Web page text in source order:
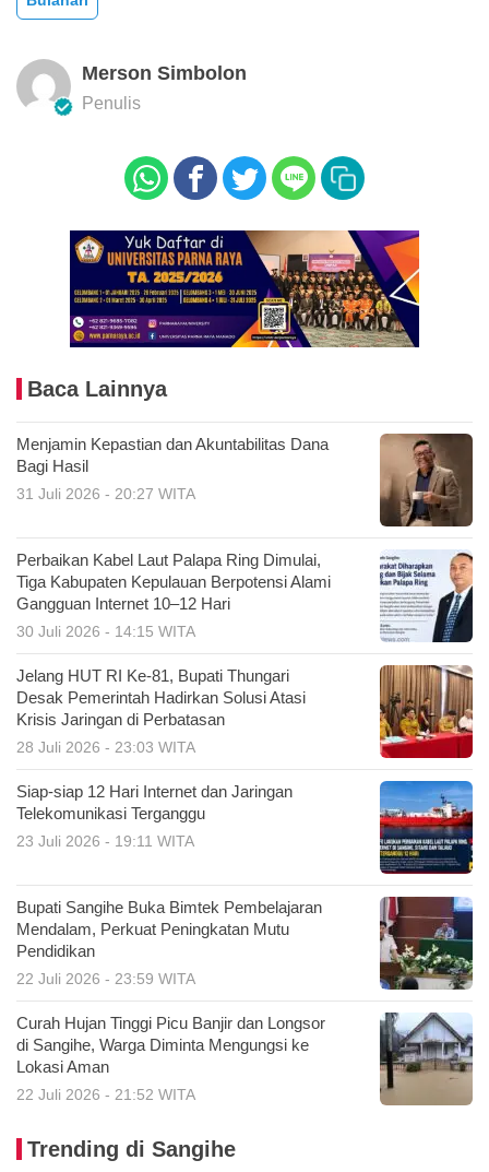
Merson Simbolon
Penulis
Baca Lainnya
Menjamin Kepastian dan Akuntabilitas Dana
Bagi Hasil
31 Juli 2026 - 20:27 WITA
Perbaikan Kabel Laut Palapa Ring Dimulai,
Tiga Kabupaten Kepulauan Berpotensi Alami
Gangguan Internet 10–12 Hari
30 Juli 2026 - 14:15 WITA
Jelang HUT RI Ke-81, Bupati Thungari
Desak Pemerintah Hadirkan Solusi Atasi
Krisis Jaringan di Perbatasan
28 Juli 2026 - 23:03 WITA
Siap-siap 12 Hari Internet dan Jaringan
Telekomunikasi Terganggu
23 Juli 2026 - 19:11 WITA
Bupati Sangihe Buka Bimtek Pembelajaran
Mendalam, Perkuat Peningkatan Mutu
Pendidikan
22 Juli 2026 - 23:59 WITA
Curah Hujan Tinggi Picu Banjir dan Longsor
di Sangihe, Warga Diminta Mengungsi ke
Lokasi Aman
22 Juli 2026 - 21:52 WITA
Trending di Sangihe